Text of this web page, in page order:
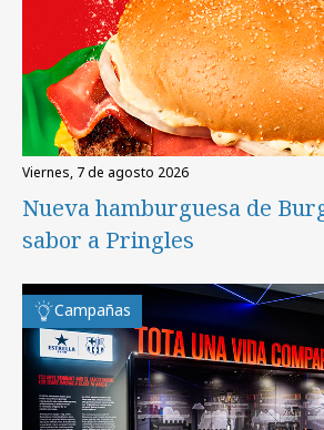
viernes, 7 de agosto 2026
Nueva hamburguesa de
sabor a Pringles
Campañas